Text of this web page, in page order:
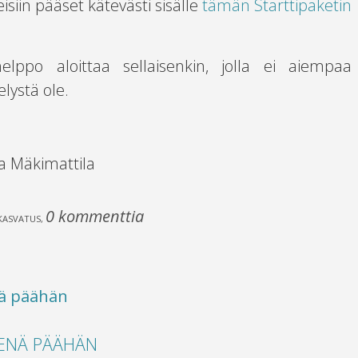
pääset kätevästi sisälle tämän Starttipaketin
aloittaa sellaisenkin, jolla ei aiempaa
ole.
Mäkimattila
, 0 kommenttia
PÄÄHÄN